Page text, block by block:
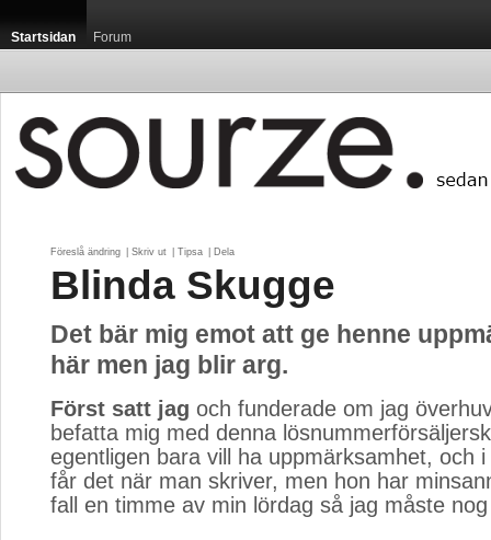
Startsidan Forum
Föreslå ändring Skriv ut Tipsa Dela
Blinda Skugge
Det bär mig emot att ge henne
här men jag blir arg.
Först satt jag och funderade om jag
befatta mig med denna
egentligen bara vill ha uppmärksamhet, och
får det när man skriver, men hon har
fall en timme av min lördag så jag måste